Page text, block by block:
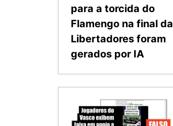
para a torcida do
Flamengo na final da
Libertadores foram
gerados por IA